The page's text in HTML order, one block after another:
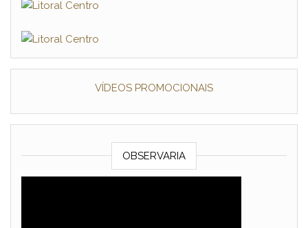
VÍDEOS PROMOCIONAIS
OBSERVARIA